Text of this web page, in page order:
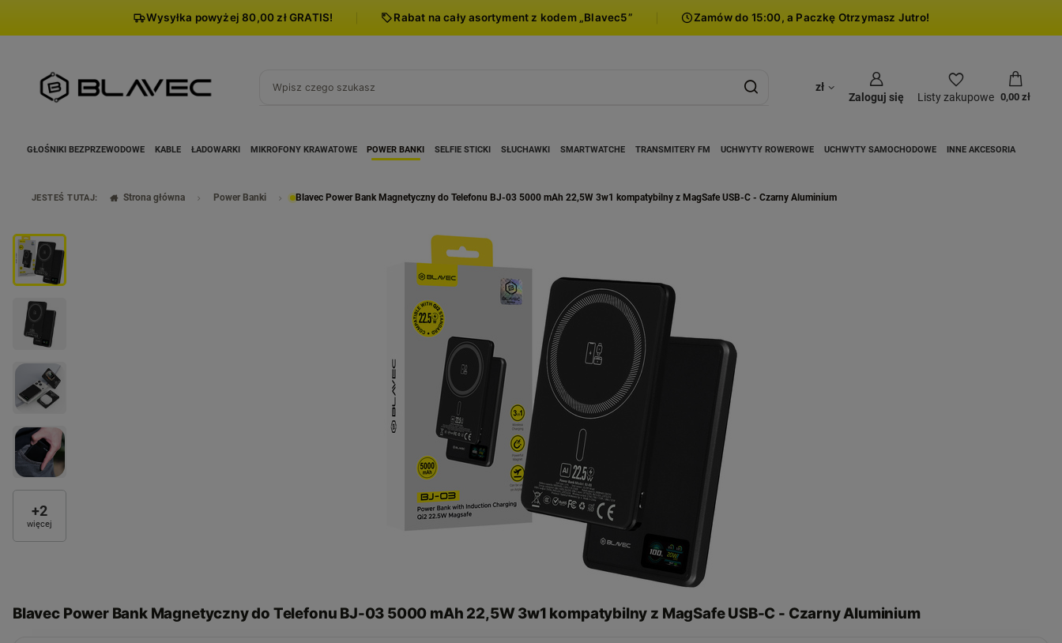
Wysyłka powyżej 80,00 zł GRATIS! Rabat na cały asortyment z kodem „Blavec5” Zamów do 15:00, a Paczkę Otrzymasz Jutro!
zł
Zaloguj się
Listy zakupowe 0,00 zł
GŁOŚNIKI BEZPRZEWODOWE KABLE ŁADOWARKI MIKROFONY KRAWATOWE POWER BANKI SELFIE STICKI SŁUCHAWKI SMARTWATCHE TRANSMITERY FM UCHWYTY ROWEROWE UCHWYTY SAMOCHODOWE INNE AKCESORIA
JESTEŚ TUTAJ: Strona główna Power Banki Blavec Power Bank Magnetyczny do Telefonu BJ-03 5000 mAh 22,5W 3w1 kompatybilny z MagSafe USB-C - Czarny Aluminium
+2
więcej
Blavec Power Bank Magnetyczny do Telefonu BJ-03 5000 mAh 22,5W 3w1 kompatybilny z MagSafe USB-C - Czarny Aluminium